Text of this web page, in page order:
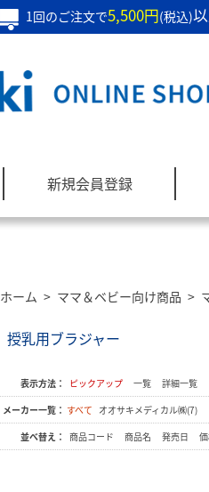
1回のご注文で5,500円(税込)
新規会員登録
ホーム > ママ＆ベビー向け商品 >
授乳用ブラジャー
表示方法： ピックアップ 一覧
詳細一覧
メーカー一覧： すべて オオサキメディカル㈱(7)
並べ替え： 商品コード 商品名 発売日